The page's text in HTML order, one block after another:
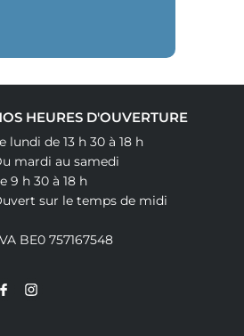
HEURES D'OUVERTURE
lundi de 13 h 30 à 18 h
mardi au samedi
9 h 30 à 18 h
sur le temps de midi
BE0 757167548